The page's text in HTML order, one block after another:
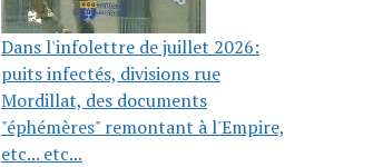
Dans l'infolettre de juillet 2026:
puits infectés, divisions rue
Mordillat, des documents
"éphémères" remontant à l'Empire,
etc... etc...